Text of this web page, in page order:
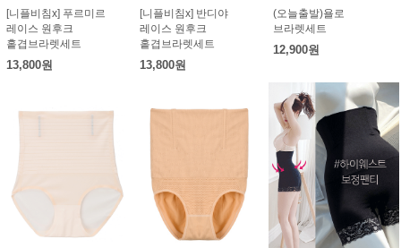
[니플비침x] 푸르미르
레이스 원후크
홑겹브라렛세트
13,800원
[니플비침x] 반디야
레이스 원후크
홑겹브라렛세트
13,800원
(오늘출발)욜로
브라렛세트
12,900원